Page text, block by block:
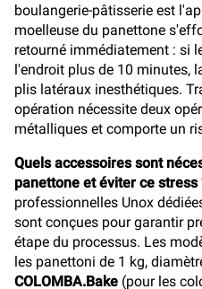
boulangerie-pâtisserie est
moelleuse du panettone
retourné immédiatement : si
l'endroit plus de 10 minutes,
plis latéraux inesthétiques.
opération nécessite deux
métalliques et comporte un
Quels accessoires sont
panettone et éviter ce stress
professionnelles Unox
sont conçues pour garantir
étape du processus. Les
les panettoni de 1 kg,
COLOMBA.Bake (pour les